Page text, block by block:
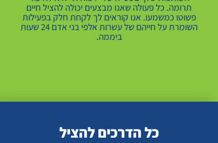
תרומה. כל פעולה שאנו מבצעים יכולה להציל חיים
פשוטו כמשמעו. אנו קוראים לך לקחת חלק בפעילות
השומרת על חייהם של עשרות אלפי בני אדם 24 שעות
ביממה.
כל הדרכים להציל